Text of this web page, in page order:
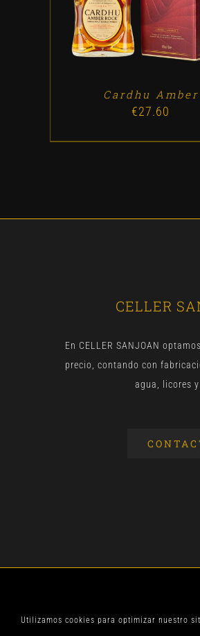
Utilizamos cookies para optimizar nuestro
Cardhu Amber
€27.60
CELLER
En CELLER SANJOAN
precio, contando con
agua, licores y